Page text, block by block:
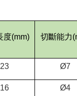
度(mm) 切斷能力
23 Ø7
16 Ø4